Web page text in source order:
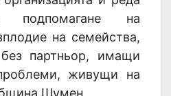
подпомагане на
на семейства,
партньор, имащи
живущи на
Шумен